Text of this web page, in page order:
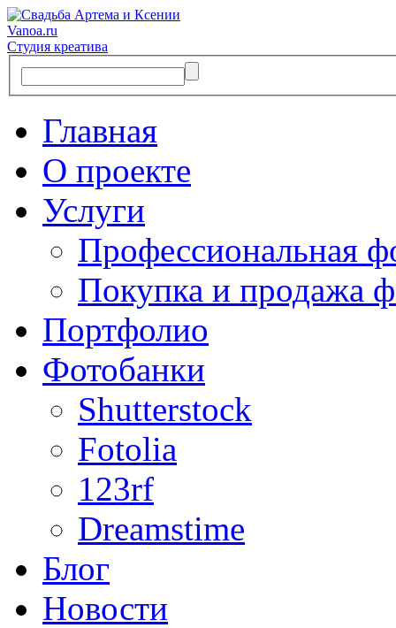
Vanoa.ru
Студия креатива
Главная
О проекте
Услуги
Профессиональная
Покупка и продажа
Портфолио
Фотобанки
Shutterstock
Fotolia
123rf
Dreamstime
Блог
Новости